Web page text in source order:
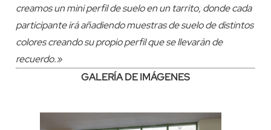
creamos un mini perfil de suelo en un tarrito, donde cada
participante irá añadiendo muestras de suelo de distintos
colores creando su propio perfil que se llevarán de
recuerdo.»
GALERÍA DE IMÁGENES